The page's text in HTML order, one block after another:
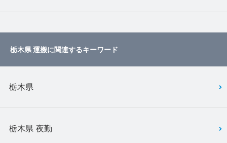
栃木県 運搬に関連するキーワード
栃木県
栃木県 夜勤